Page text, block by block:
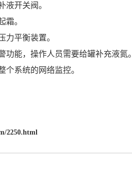
开关阀。
。
平衡装置。
能，操作人员需要给罐补充液氮。
系统的网络监控。
2250.html